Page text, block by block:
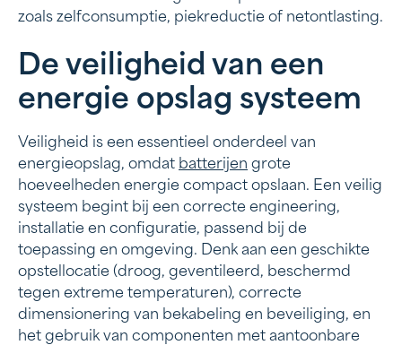
zoals zelfconsumptie, piekreductie of netontlasting.
De veiligheid van een
energie opslag systeem
Veiligheid is een essentieel onderdeel van
energieopslag, omdat batterijen grote
hoeveelheden energie compact opslaan. Een veilig
systeem begint bij een correcte engineering,
installatie en configuratie, passend bij de
toepassing en omgeving. Denk aan een geschikte
opstellocatie (droog, geventileerd, beschermd
tegen extreme temperaturen), correcte
dimensionering van bekabeling en beveiliging, en
het gebruik van componenten met aantoonbare